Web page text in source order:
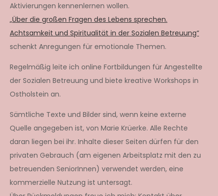
Aktivierungen kennenlernen wollen.
„Über die großen Fragen des Lebens sprechen.
Achtsamkeit und Spiritualität in der Sozialen Betreuung“
schenkt Anregungen für emotionale Themen.
Regelmäßig leite ich online Fortbildungen für Angestellte
der Sozialen Betreuung und biete kreative Workshops in
Ostholstein an.
Sämtliche Texte und Bilder sind, wenn keine externe
Quelle angegeben ist, von Marie Krüerke. Alle Rechte
daran liegen bei ihr. Inhalte dieser Seiten dürfen für den
privaten Gebrauch (am eigenen Arbeitsplatz mit den zu
betreuenden SeniorInnen) verwendet werden, eine
kommerzielle Nutzung ist untersagt.